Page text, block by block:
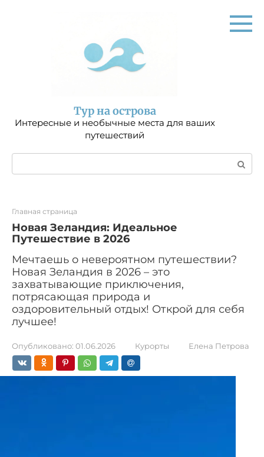
Тур на острова
Интересные и необычные места для ваших
путешествий
Поиск:
Главная страница
Новая Зеландия: Идеальное
Путешествие в 2026
Мечтаешь о невероятном путешествии?
Новая Зеландия в 2026 – это
захватывающие приключения,
потрясающая природа и
оздоровительный отдых! Открой для себя
лучшее!
Опубликовано: 01.06.2026 Курорты Елена Петрова